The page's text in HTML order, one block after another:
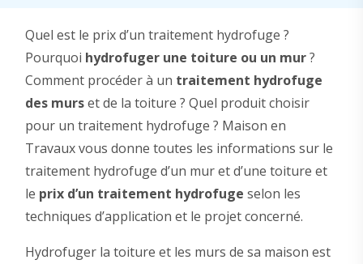
Quel est le prix d’un traitement hydrofuge ?
Pourquoi hydrofuger une toiture ou un mur?
Comment procéder à un traitement hydrofuge
des murset de la toiture ? Quel produit choisir
pour un traitement hydrofuge ? Maison en
Travaux vous donne toutes les informations sur le
traitement hydrofuge d’un mur et d’une toiture et
le prix d’un traitement hydrofuge selon les
techniques d’application et le projet concerné.
Hydrofuger la toiture et les murs de sa maison est